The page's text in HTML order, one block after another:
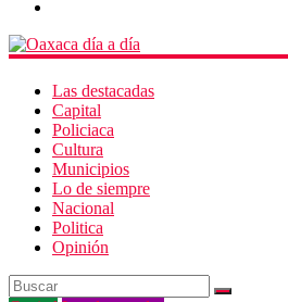
Las destacadas
Capital
Policiaca
Cultura
Municipios
Lo de siempre
Nacional
Politica
Opinión